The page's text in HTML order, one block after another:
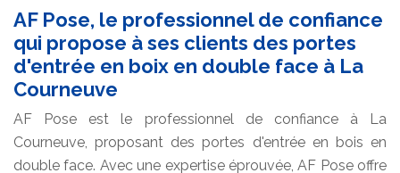
AF Pose, le professionnel de confiance
qui propose à ses clients des portes
d'entrée en boix en double face à La
Courneuve
AF Pose est le professionnel de confiance à La
Courneuve, proposant des portes d'entrée en bois en
double face. Avec une expertise éprouvée, AF Pose offre